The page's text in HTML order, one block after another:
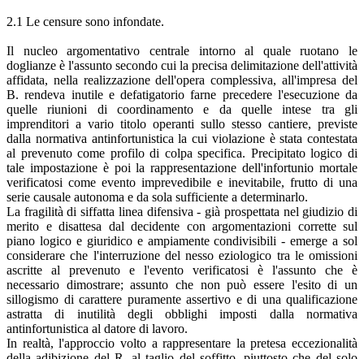
2.1 Le censure sono infondate.
Il nucleo argomentativo centrale intorno al quale ruotano le
doglianze è l'assunto secondo cui la precisa delimitazione dell'attività
affidata, nella realizzazione dell'opera complessiva, all'impresa del
B. rendeva inutile e defatigatorio farne precedere l'esecuzione da
quelle riunioni di coordinamento e da quelle intese tra gli
imprenditori a vario titolo operanti sullo stesso cantiere, previste
dalla normativa antinfortunistica la cui violazione è stata contestata
al prevenuto come profilo di colpa specifica. Precipitato logico di
tale impostazione è poi la rappresentazione dell'infortunio mortale
verificatosi come evento imprevedibile e inevitabile, frutto di una
serie causale autonoma e da sola sufficiente a determinarlo.
La fragilità di siffatta linea difensiva - già prospettata nel giudizio di
merito e disattesa dal decidente con argomentazioni corrette sul
piano logico e giuridico e ampiamente condivisibili - emerge a sol
considerare che l'interruzione del nesso eziologico tra le omissioni
ascritte al prevenuto e l'evento verificatosi è l'assunto che è
necessario dimostrare; assunto che non può essere l'esito di un
sillogismo di carattere puramente assertivo e di una qualificazione
astratta di inutilità degli obblighi imposti dalla normativa
antinfortunistica al datore di lavoro.
In realtà, l'approccio volto a rappresentare la pretesa eccezionalità